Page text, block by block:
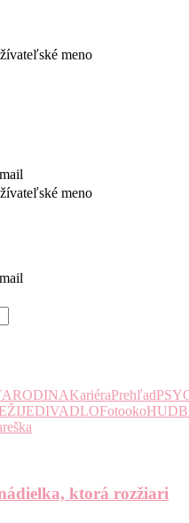
meno
meno
RODINAKariéraPrehľad
ŽIJEDIVADLOFotooko
ktorá rozžiari